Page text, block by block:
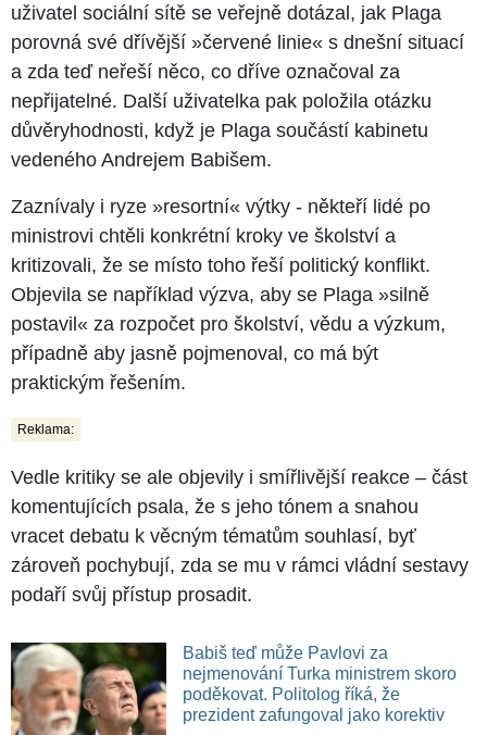
uživatel sociální sítě se veřejně dotázal, jak Plaga
porovná své dřívější »červené linie« s dnešní situací
a zda teď neřeší něco, co dříve označoval za
nepřijatelné. Další uživatelka pak položila otázku
důvěryhodnosti, když je Plaga součástí kabinetu
vedeného Andrejem Babišem.
Zaznívaly i ryze »resortní« výtky - někteří lidé po
ministrovi chtěli konkrétní kroky ve školství a
kritizovali, že se místo toho řeší politický konflikt.
Objevila se například výzva, aby se Plaga »silně
postavil« za rozpočet pro školství, vědu a výzkum,
případně aby jasně pojmenoval, co má být
praktickým řešením.
Reklama:
Vedle kritiky se ale objevily i smířlivější reakce – část
komentujících psala, že s jeho tónem a snahou
vracet debatu k věcným tématům souhlasí, byť
zároveň pochybují, zda se mu v rámci vládní sestavy
podaří svůj přístup prosadit.
Babiš teď může Pavlovi za
nejmenování Turka ministrem skoro
poděkovat. Politolog říká, že
prezident zafungoval jako korektiv